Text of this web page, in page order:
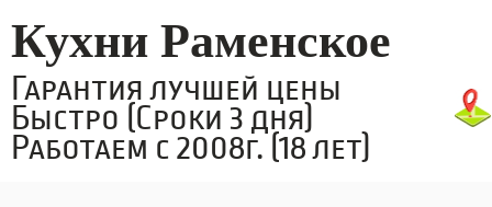
Кухни Раменское
Гарантия лучшей цены
Быстро (Сроки 3 дня)
Работаем с 2008г. (18 лет)